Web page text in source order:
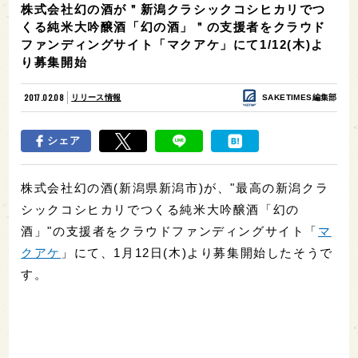
株式会社幻の酒が＂新潟クラシックコシヒカリでつ
くる純米大吟醸酒「幻の酒」＂の支援者をクラウド
ファンディングサイト「マクアケ」にて1/12(木)よ
り募集開始
2017.02.08 リリース情報 SAKETIMES編集部
シェア
株式会社幻の酒(新潟県新潟市)が、"最高の新潟クラ
シックコシヒカリでつくる純米大吟醸酒「幻の
酒」"の支援者をクラウドファンディングサイト「 マ
クアケ 」にて、1月12日(木)より募集開始したそうで
す。